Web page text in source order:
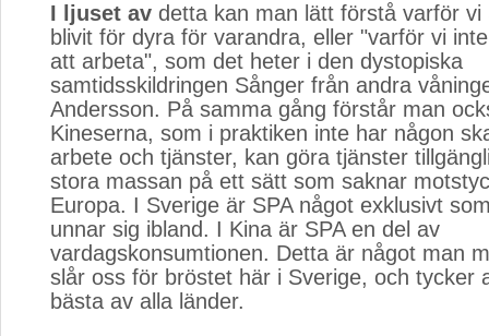
I ljuset av detta kan man lätt förstå varför vi
blivit för dyra för varandra, eller "varför vi
att arbeta", som det heter i den dystopiska
samtidsskildringen Sånger från andra
Andersson. På samma gång förstår man
Kineserna, som i praktiken inte har någon
arbete och tjänster, kan göra tjänster
stora massan på ett sätt som saknar
Europa. I Sverige är SPA något exklusivt
unnar sig ibland. I Kina är SPA en del av
vardagskonsumtionen. Detta är något man
slår oss för bröstet här i Sverige, och tycker
bästa av alla länder.